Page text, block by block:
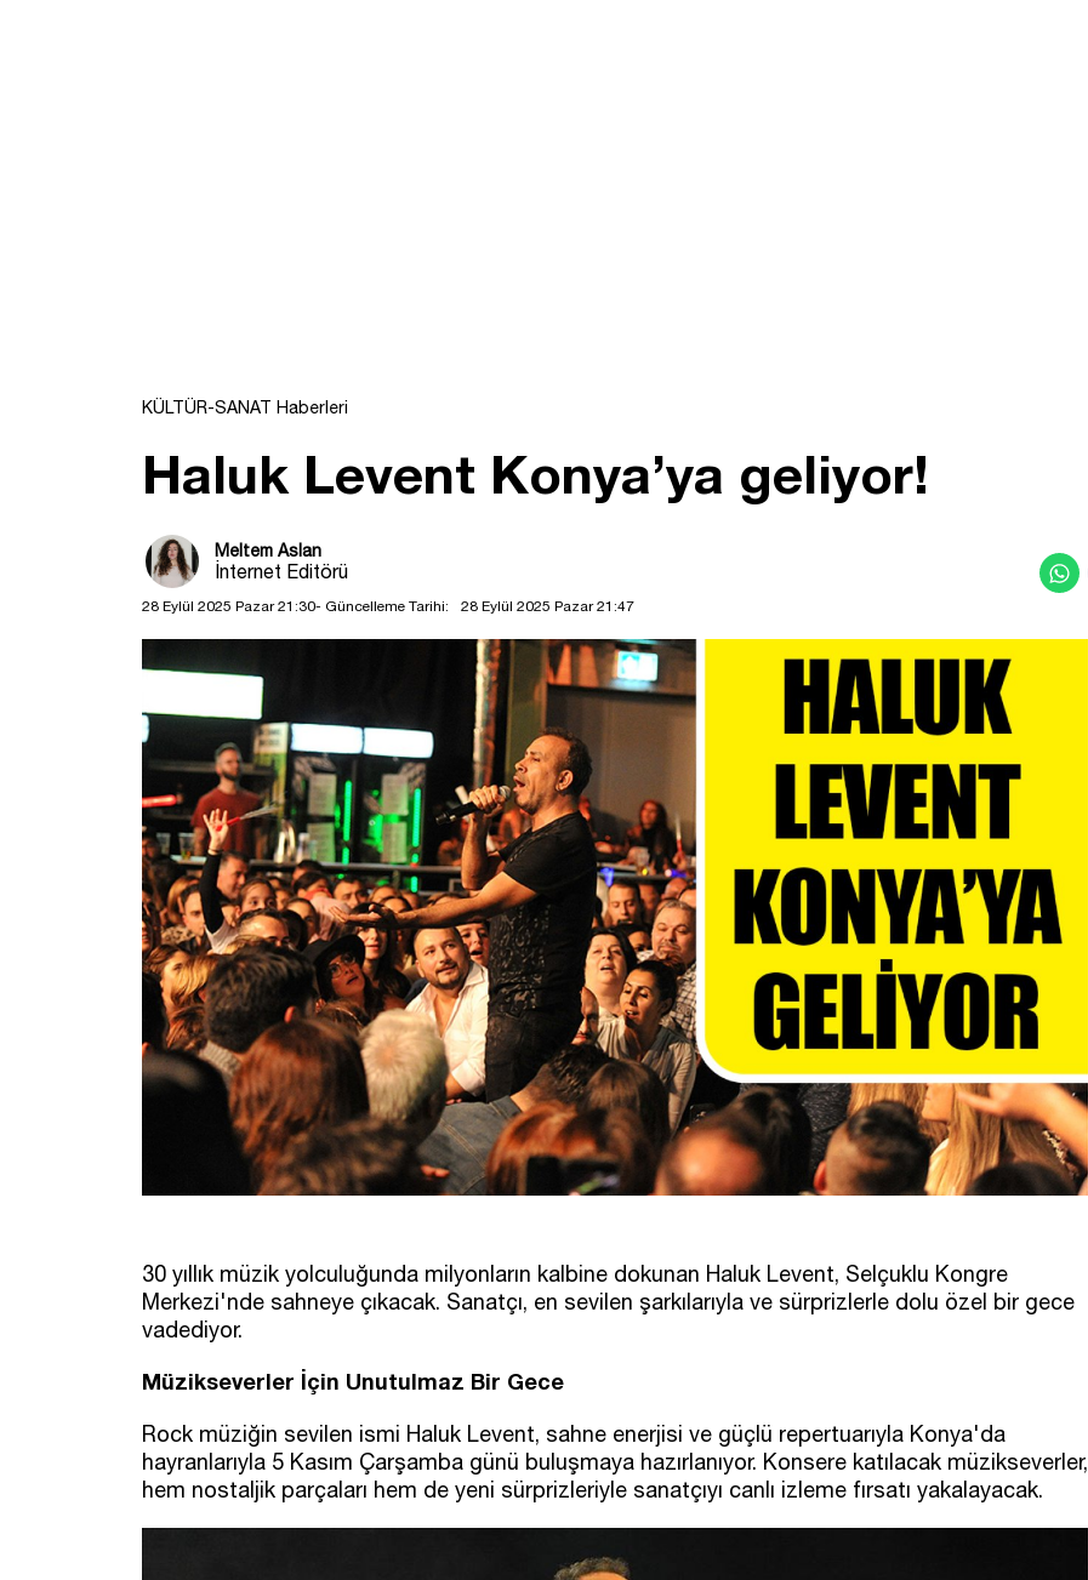
KÜLTÜR-SANAT Haberleri
Haluk Levent Konya’ya geliyor!
Meltem Aslan
İnternet Editörü
28 Eylül 2025 Pazar 21:30- Güncelleme Tarihi: 28 Eylül 2025 Pazar 21:47
30 yıllık müzik yolculuğunda milyonların kalbine dokunan Haluk Levent, Selçuklu Kongre
Merkezi'nde sahneye çıkacak. Sanatçı, en sevilen şarkılarıyla ve sürprizlerle dolu özel bir gece
vadediyor.
Müzikseverler İçin Unutulmaz Bir Gece
Rock müziğin sevilen ismi Haluk Levent, sahne enerjisi ve güçlü repertuarıyla Konya'da
hayranlarıyla 5 Kasım Çarşamba günü buluşmaya hazırlanıyor. Konsere katılacak müzikseverler,
hem nostaljik parçaları hem de yeni sürprizleriyle sanatçıyı canlı izleme fırsatı yakalayacak.